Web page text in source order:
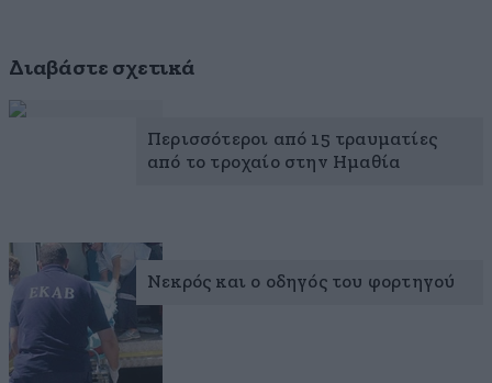
Διαβάστε σχετικά
Περισσότεροι από 15 τραυματίες
από το τροχαίο στην Ημαθία
Νεκρός και ο οδηγός του φορτηγού